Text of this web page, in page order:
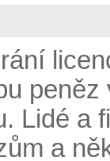
peněz
Lidé a
a